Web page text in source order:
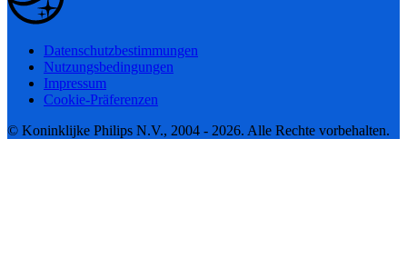
Datenschutzbestimmungen
Nutzungsbedingungen
Impressum
Cookie-Präferenzen
© Koninklijke Philips N.V., 2004 - 2026. Alle Rechte vorbehalten.